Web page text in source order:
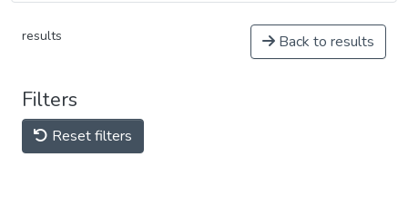
results Back to results
Filters
Reset filters